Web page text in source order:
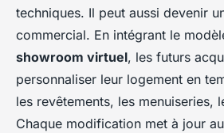
techniques. Il peut aussi devenir
commercial. En intégrant le
showroom virtuel, les futurs
personnaliser leur logement en
les revêtements, les menuiseries,
Chaque modification met à jour